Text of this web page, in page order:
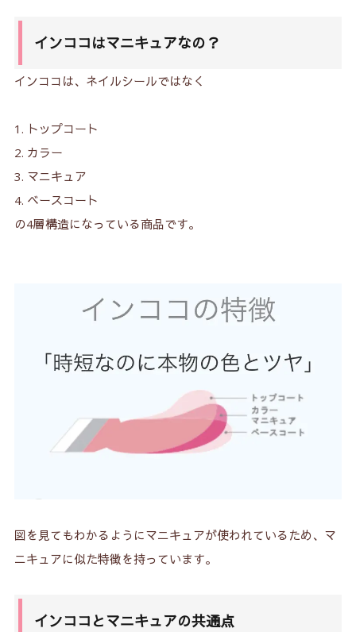
インココはマニキュアなの？
インココは、ネイルシールではなく
トップコート
カラー
マニキュア
ベースコート
の4層構造になっている商品です。
図を見てもわかるようにマニキュアが使われているため、マ
ニキュアに似た特徴を持っています。
インココとマニキュアの共通点